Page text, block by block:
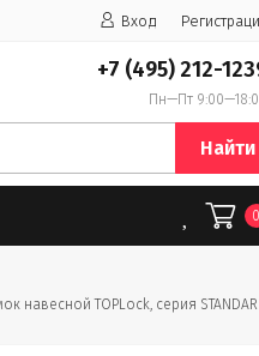
Вход
+7 (495) 212-
Пн—Пт
Найти
навесной TOPLock, серия